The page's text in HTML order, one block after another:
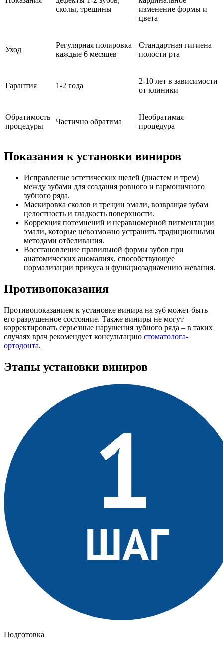
сколы, трещины
изменение формы и
цвета
Уход
Регулярная полировка
каждые 6 месяцев
Стандартная гигиена
полости рта
Гарантия 1-2 года
2-10 лет в зависимости
от клиники
Обратимость
процедуры
Частично обратима
Необратимая
процедура
Показания к установки виниров
Исправление эстетических щелей (диастем и трем)
между зубами для создания ровного и гармоничного
зубного ряда.
Маскировка сколов и трещин эмали, возвращая зубам
целостность и гладкость поверхности.
Коррекция потемнений и неравномерной пигментации
эмали, которые невозможно устранить традиционными
методами отбеливания.
Восстановление правильной формы зубов при
анатомических аномалиях, способствующее
нормализации прикуса и функциозадиачению жевания.
Противопоказания
Противопоказанием к установке винира на зуб может быть
его разрушенное состояние. Также виниры не могут
корректировать серьезные нарушения зубного ряда – в таких
случаях врач рекомендует консультацию стоматолога-
ортодонта.
Этапы установки виниров
Подготовка